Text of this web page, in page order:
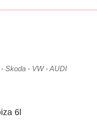
Skoda - VW - AUDI
6l